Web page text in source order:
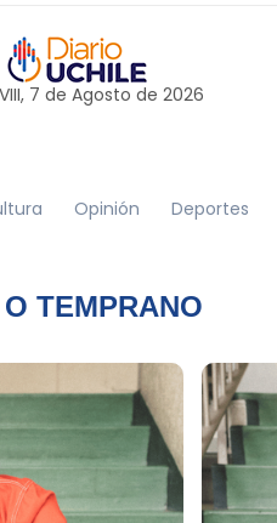
7 de Agosto de 2026
Opinión Deportes
TEMPRANO